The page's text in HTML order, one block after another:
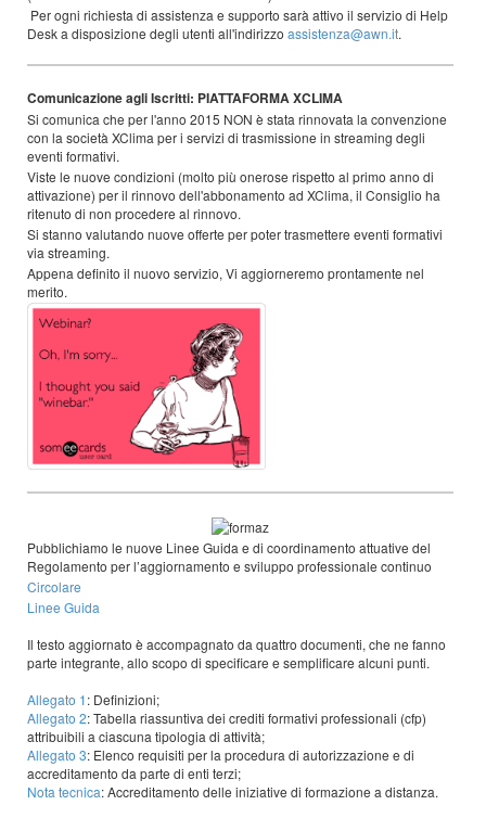
Per ogni richiesta di assistenza e supporto sarà attivo il servizio di Help
Desk a disposizione degli utenti all'indirizzo assistenza@awn.it.
Comunicazione agli Iscritti: PIATTAFORMA XCLIMA
Si comunica che per l'anno 2015 NON è stata rinnovata la convenzione
con la società XClima per i servizi di trasmissione in streaming degli
eventi formativi.
Viste le nuove condizioni (molto più onerose rispetto al primo anno di
attivazione) per il rinnovo dell'abbonamento ad XClima, il Consiglio ha
ritenuto di non procedere al rinnovo.
Si stanno valutando nuove offerte per poter trasmettere eventi formativi
via streaming.
Appena definito il nuovo servizio, Vi aggiorneremo prontamente nel
merito.
Pubblichiamo le nuove Linee Guida e di coordinamento attuative del
Regolamento per l’aggiornamento e sviluppo professionale continuo
Circolare
Linee Guida
Il testo aggiornato è accompagnato da quattro documenti, che ne fanno
parte integrante, allo scopo di specificare e semplificare alcuni punti.
Allegato 1: Definizioni;
Allegato 2: Tabella riassuntiva dei crediti formativi professionali (cfp)
attribuibili a ciascuna tipologia di attività;
Allegato 3: Elenco requisiti per la procedura di autorizzazione e di
accreditamento da parte di enti terzi;
Nota tecnica: Accreditamento delle iniziative di formazione a distanza.